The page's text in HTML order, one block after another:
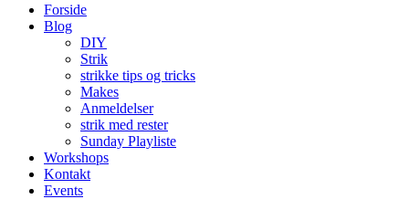
Forside
Blog
DIY
Strik
strikke tips og tricks
Makes
Anmeldelser
strik med rester
Sunday Playliste
Workshops
Kontakt
Events